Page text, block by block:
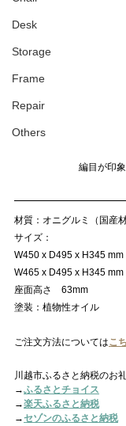
Desk
Storage
Frame
Repair
Others
編目が印
材質：オニグルミ（国産
サイズ：
W450 x D495 x H345 mm
W465 x D495 x H345 mm
座面高さ　63mm
塗装：植物性オイル
ご注文方法についてはこ
川越市ふるさと納税のお
→ふるさとチョイス
→楽天ふるさと納税
→セゾンのふるさと納税